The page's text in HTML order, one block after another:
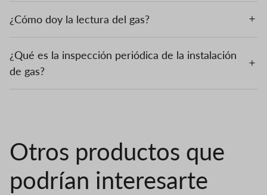
¿Cómo doy la lectura del gas?
¿Qué es la inspección periódica de la instalación
de gas?
Otros productos que
podrían interesarte